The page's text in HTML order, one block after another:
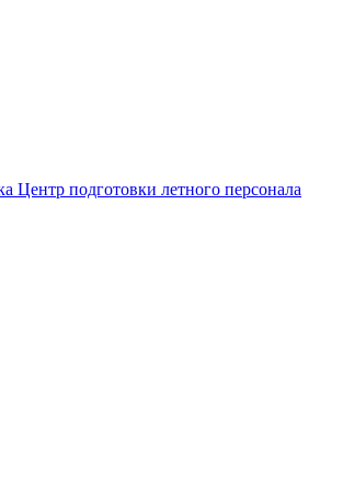
Центр подготовки летного персонала